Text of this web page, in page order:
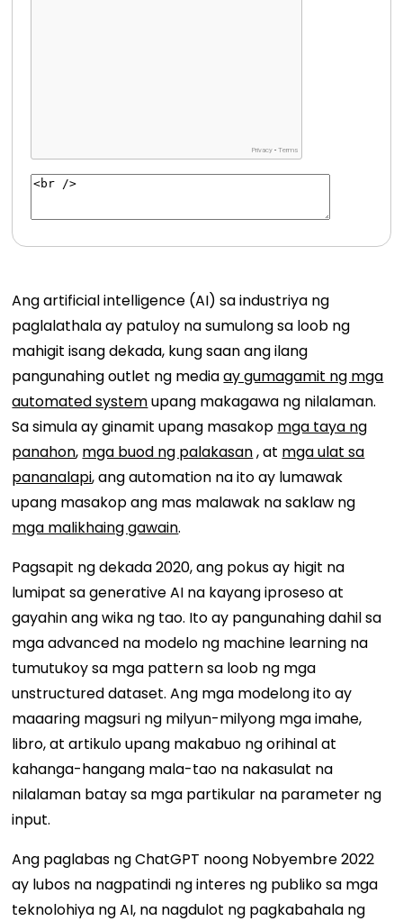
Ang artificial intelligence (AI) sa industriya ng
paglalathala ay patuloy na sumulong sa loob ng
mahigit isang dekada, kung saan ang ilang
pangunahing outlet ng mediaay gumagamit ng mga
automated systemupang makagawa ng nilalaman.
Sa simula ay ginamit upang masakop mga taya ng
panahon, mga buod ng palakasan, at mga ulat sa
pananalapi, ang automation na ito ay lumawak
upang masakop ang mas malawak na saklaw ng
mga malikhaing gawain.
Pagsapit ng dekada 2020, ang pokus ay higit na
lumipat sa generative AI na kayang iproseso at
gayahin ang wika ng tao. Ito ay pangunahing dahil sa
mga advanced na modelo ng machine learning na
tumutukoy sa mga pattern sa loob ng mga
unstructured dataset. Ang mga modelong ito ay
maaaring magsuri ng milyun-milyong mga imahe,
libro, at artikulo upang makabuo ng orihinal at
kahanga-hangang mala-tao na nakasulat na
nilalaman batay sa mga partikular na parameter ng
input.
Ang paglabas ng ChatGPT noong Nobyembre 2022
ay lubos na nagpatindi ng interes ng publiko sa mga
teknolohiya ng AI, na nagdulot ng pagkabahala ng